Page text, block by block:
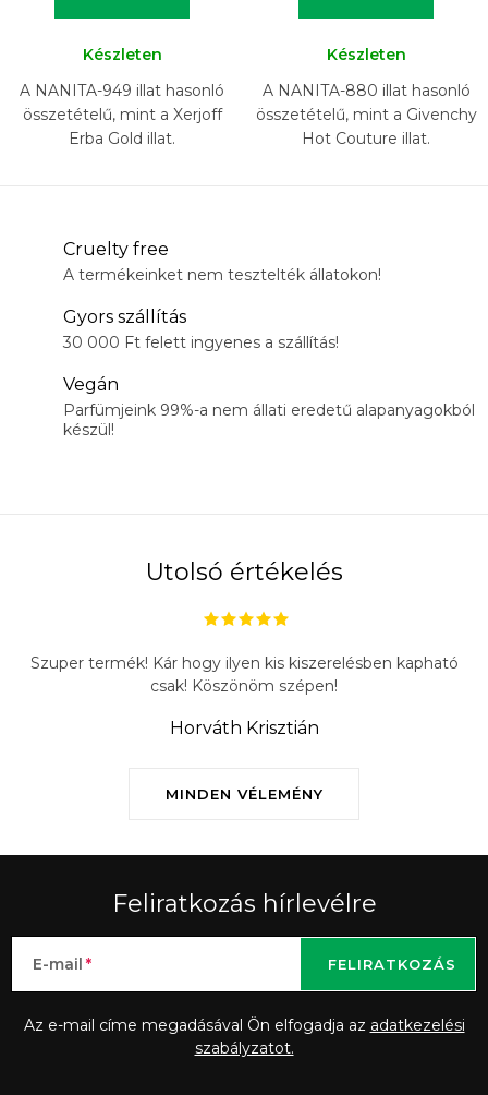
Készleten
A NANITA-949 illat hasonló
összetételű, mint a Xerjoff
Erba Gold illat.
Készleten
A NANITA-880 illat hasonló
összetételű, mint a Givenchy
Hot Couture illat.
Cruelty free
A termékeinket nem tesztelték állatokon!
Gyors szállítás
30 000 Ft felett ingyenes a szállítás!
Vegán
Parfümjeink 99%-a nem állati eredetű alapanyagokból
készül!
Utolsó értékelés
MINDEN VÉLEMÉNY
Szuper termék! Kár hogy ilyen kis kiszerelésben kapható
csak! Köszönöm szépen!
Horváth Krisztián
Feliratkozás hírlevélre
E-mail
Az e-mail címe megadásával Ön elfogadja az adatkezelési
szabályzatot.
FELIRATKOZÁS